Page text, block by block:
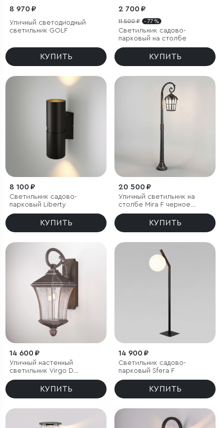
8 970 ₽
Уличный светодиодный
светильник GOLF
КУПИТЬ
2 700 ₽
11 500 ₽ - 77 %
Светильник садово-
парковый на столбе
КУПИТЬ
8 100 ₽
Светильник садово-
парковый Liberty
КУПИТЬ
20 500 ₽
Уличный светильник на
столбе Mira F черное
золото IP33
КУПИТЬ
14 600 ₽
Уличный настенный
светильник Virgo D
капучино IP44
КУПИТЬ
14 900 ₽
Светильник садово-
парковый Sfera F
КУПИТЬ